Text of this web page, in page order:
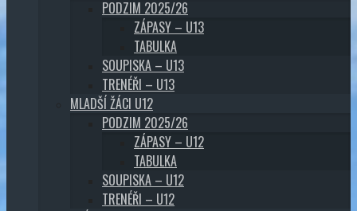
PODZIM 2025/26
ZÁPASY – U13
TABULKA
SOUPISKA – U13
TRENÉŘI – U13
MLADŠÍ ŽÁCI U12
PODZIM 2025/26
ZÁPASY – U12
TABULKA
SOUPISKA – U12
TRENÉŘI – U12